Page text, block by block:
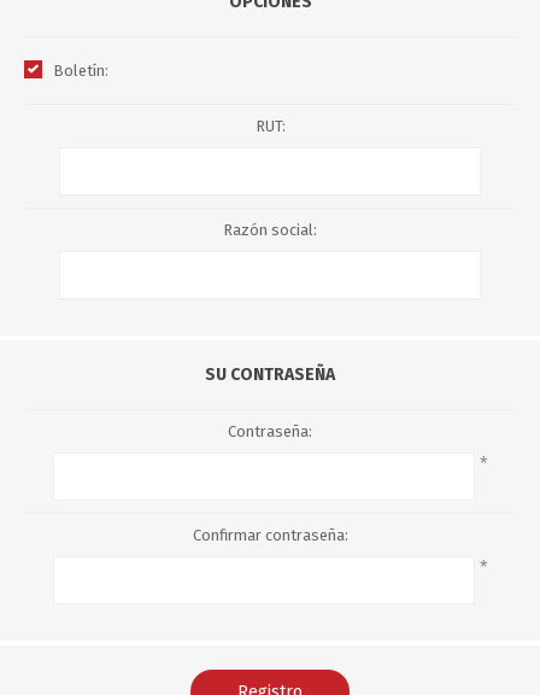
Boletín:
RUT:
Razón social:
SU CONTRASEÑA
Contraseña:
*
Confirmar contraseña:
*